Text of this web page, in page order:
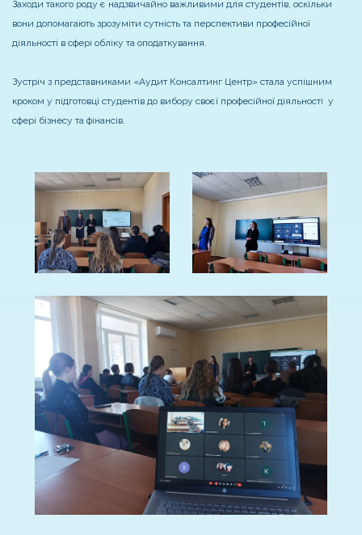
Заходи такого роду є надзвичайно важливими для студентів, оскільки
вони допомагають зрозуміти сутність та перспективи професійної
діяльності в сфері обліку та оподаткування.
Зустріч з представниками «Аудит Консалтинг Центр» стала успішним
кроком у підготовці студентів до вибору своєї професійної діяльності у
сфері бізнесу та фінансів.